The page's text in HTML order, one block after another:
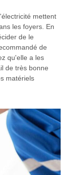
mettent
les foyers. En
de le
de
qu'elle a les
de très bonne
matériels